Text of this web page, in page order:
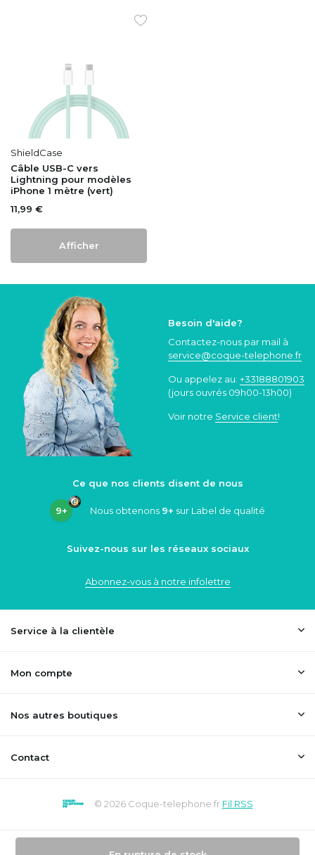
ShieldCase
Câble USB-C vers
Lightning pour modèles
iPhone 1 mètre (vert)
11,99 €
Afficher
Besoin d'aide?
Contactez-nous par mail à
service@coque-telephone.fr
Ou appelez au: +33188801903
(jours ouvrés 09h00-13h00)
Voir notre Service client!
Ce que nos clients disent de nous
9+ Nous obtenons 9+ sur Label de qualité
Suivez-nous sur les réseaux sociaux
Abonnez-vous à notre infolettre
Service à la clientèle
Mon compte
Nos autres boutiques
Contact
© 2026 Coque-telephone.fr Fil RSS